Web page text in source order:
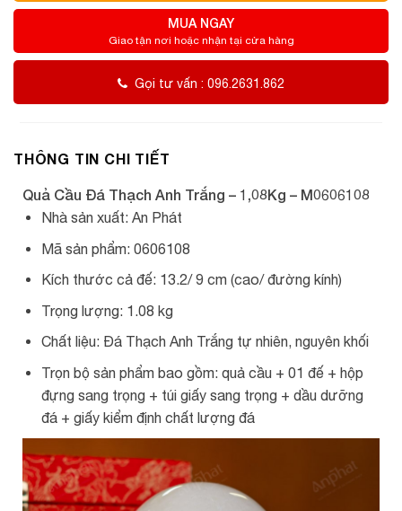
MUA NGAY
Giao tận nơi hoặc nhận tại cửa hàng
Gọi tư vấn : 096.2631.862
THÔNG TIN CHI TIẾT
Quả Cầu Đá Thạch Anh Trắng – 1,08Kg – M0606108
Nhà sản xuất: An Phát
Mã sản phẩm: 0606108
Kích thước cả đế: 13.2/ 9 cm (cao/ đường kính)
Trọng lượng: 1.08 kg
Chất liệu: Đá Thạch Anh Trắng tự nhiên, nguyên khối
Trọn bộ sản phẩm bao gồm: quả cầu + 01 đế + hộp
đựng sang trọng + túi giấy sang trọng + dầu dưỡng
đá + giấy kiểm định chất lượng đá